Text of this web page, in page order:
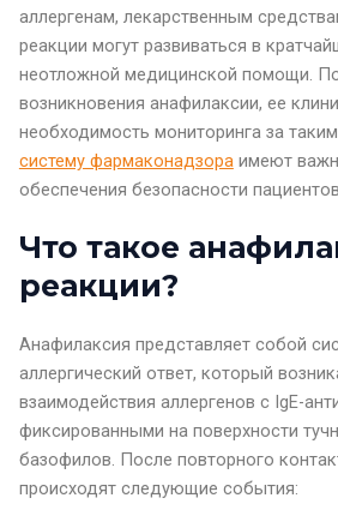
аллергенам, лекарственным
реакции могут развиваться в
неотложной медицинской помощи.
возникновения анафилаксии, ее
необходимость мониторинга за
систему фармаконадзора имеют
обеспечения безопасности пациентов.
Что такое
реакции?
Анафилаксия представляет собой
аллергический ответ, который
взаимодействия аллергенов с IgE-
фиксированными на поверхности
базофилов. После повторного
происходят следующие события: